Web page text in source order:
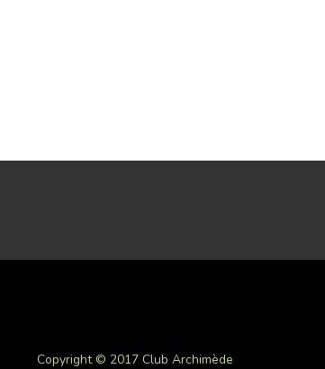
Copyright © 2017 Club Archimède